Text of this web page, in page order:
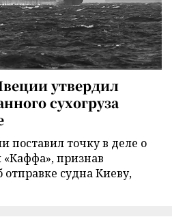
утвердил
сухогруза
поставил точку в деле о
признав
судна Киеву,